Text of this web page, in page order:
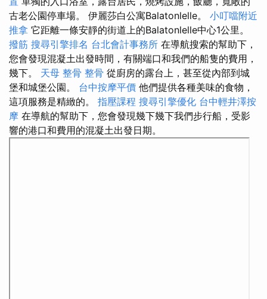
古老公園停車場。 伊麗莎白公寓Balatonlelle。 小叮噹附近
推拿 它距離一條安靜的街道上的Balatonlelle中心1公里。
撥筋 搜尋引擎排名 台北會計事務所 在導航搜索的幫助下，
您會發現混凝土出發時間，有關端口和我們的船隻的費用，
幾下。 天母 整骨 整骨 從廚房的露台上，甚至從內部到城
堡和城堡公園。 台中按摩平價 他們提供各種美味的食物，
這項服務是精緻的。 指壓課程 搜尋引擎優化 台中輕井澤按
摩 在導航的幫助下，您會發現幾下幾下我們步行船，受影
響的港口和費用的混凝土出發日期。